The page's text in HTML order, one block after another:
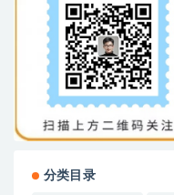
分类目录